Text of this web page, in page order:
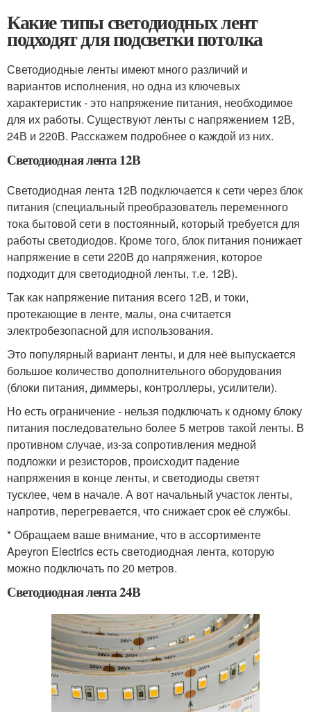
Какие типы светодиодных лент
подходят для подсветки потолка
Светодиодные ленты имеют много различий и
вариантов исполнения, но одна из ключевых
характеристик - это напряжение питания, необходимое
для их работы. Существуют ленты с напряжением 12В,
24В и 220В. Расскажем подробнее о каждой из них.
Светодиодная лента 12В
Светодиодная лента 12В подключается к сети через блок
питания (специальный преобразователь переменного
тока бытовой сети в постоянный, который требуется для
работы светодиодов. Кроме того, блок питания понижает
напряжение в сети 220В до напряжения, которое
подходит для светодиодной ленты, т.е. 12В).
Так как напряжение питания всего 12В, и токи,
протекающие в ленте, малы, она считается
электробезопасной для использования.
Это популярный вариант ленты, и для неё выпускается
большое количество дополнительного оборудования
(блоки питания, диммеры, контроллеры, усилители).
Но есть ограничение - нельзя подключать к одному блоку
питания последовательно более 5 метров такой ленты. В
противном случае, из-за сопротивления медной
подложки и резисторов, происходит падение
напряжения в конце ленты, и светодиоды светят
тусклее, чем в начале. А вот начальный участок ленты,
напротив, перегревается, что снижает срок её службы.
* Обращаем ваше внимание, что в ассортименте
Apeyron Electrics есть светодиодная лента, которую
можно подключать по 20 метров.
Светодиодная лента 24В